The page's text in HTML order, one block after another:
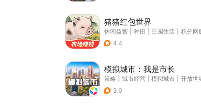
猪猪红包世界
休闲益智 种田 田园生活
积分网
4.4
模拟城市：我是市长
策略 城市经营 模拟城市
开放世
3.0